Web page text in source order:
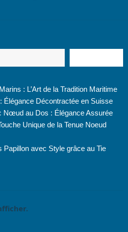
: L’Art de la Tradition Maritime
Élégance Décontractée en Suisse
Nœud au Dos : Élégance Assurée
Unique de la Tenue Noeud
avec Style grâce au Tie